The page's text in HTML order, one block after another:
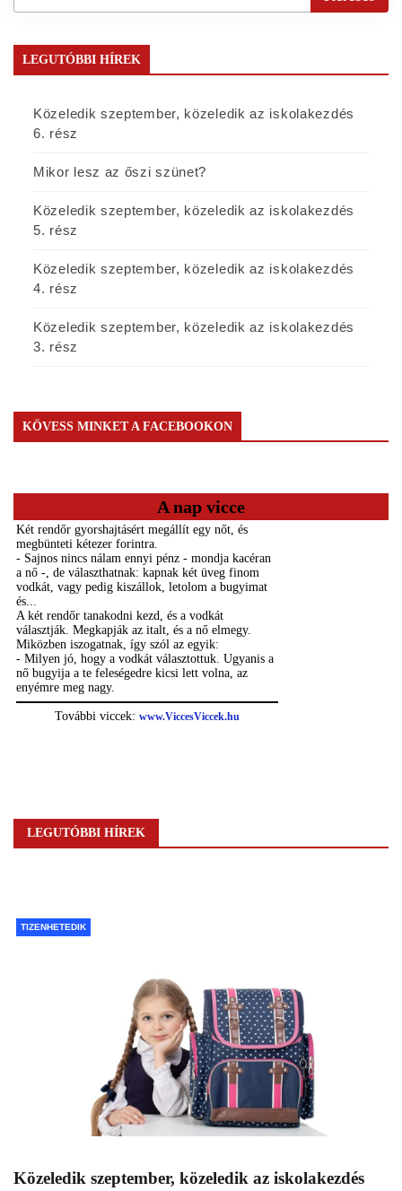
LEGUTÓBBI HÍREK
Közeledik szeptember, közeledik az iskolakezdés
6. rész
Mikor lesz az őszi szünet?
Közeledik szeptember, közeledik az iskolakezdés
5. rész
Közeledik szeptember, közeledik az iskolakezdés
4. rész
Közeledik szeptember, közeledik az iskolakezdés
3. rész
KÖVESS MINKET A FACEBOOKON
A nap vicce
LEGUTÓBBI HÍREK
TIZENHETEDIK
Közeledik szeptember, közeledik az iskolakezdés